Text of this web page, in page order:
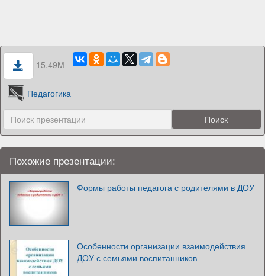
15.49M
Педагогика
Похожие презентации:
Формы работы педагога с родителями в ДОУ
Особенности организации взаимодействия
ДОУ с семьями воспитанников